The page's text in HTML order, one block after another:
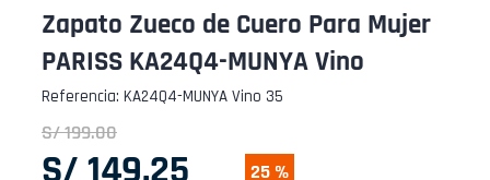
Zapato Zueco de Cuero Para Mujer
PARISS KA24Q4-MUNYA Vino
Referencia: KA24Q4-MUNYA Vino 35
S/199.00
25 %